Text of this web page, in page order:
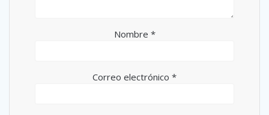
Nombre *
Correo electrónico *